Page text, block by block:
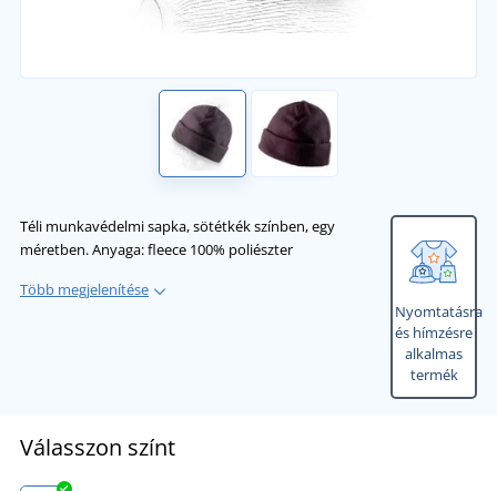
Téli munkavédelmi sapka, sötétkék színben, egy
méretben. Anyaga: fleece 100% poliészter
Több megjelenítése
Nyomtatásra
és hímzésre
alkalmas
termék
Válasszon színt